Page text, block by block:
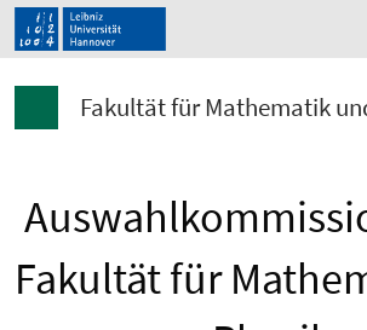
Fakultät für Mathematik
Fakultät für